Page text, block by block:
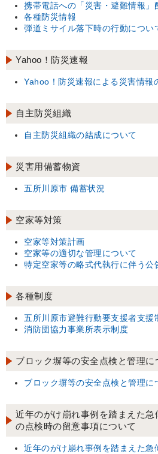
携帯電話への「災害・避難情報」
各種防災情報
弾道ミサイル落下時の行動につい
Yahoo！防災速報
Yahoo！防災速報による災害情報
自主防災組織
自主防災組織の結成について
災害用備蓄物資
五所川原市 備蓄状況
空家等対策
空家等対策計画
空家等の適切な管理について
特定空家等の略式代執行に伴う公
各種制度
五所川原市避難行動要支援者支援
消防団協力事業所表示制度
ブロック塀等の安全点検と管理に
ブロック塀等の安全点検と管理に
近年のがけ崩れ事例を踏まえた
の点検時の留意事項について
近年のがけ崩れ事例を踏まえた急